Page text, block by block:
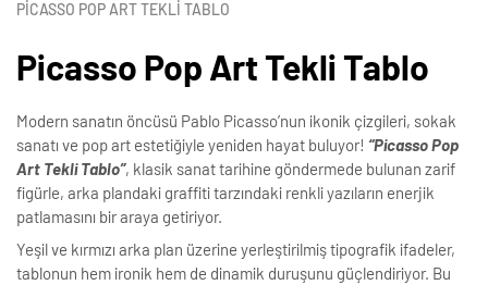
PICASSO POP ART TEKLI TABLO
Picasso Pop Art Tekli Tablo
Modern sanatın öncüsü Pablo Picasso’nun ikonik çizgileri, sokak
sanatı ve pop art estetiğiyle yeniden hayat buluyor! “Picasso Pop
Art Tekli Tablo”, klasik sanat tarihine göndermede bulunan zarif
figürle, arka plandaki graffiti tarzındaki renkli yazıların enerjik
patlamasını bir araya getiriyor.
Yeşil ve kırmızı arka plan üzerine yerleştirilmiş tipografik ifadeler,
tablonun hem ironik hem de dinamik duruşunu güçlendiriyor. Bu